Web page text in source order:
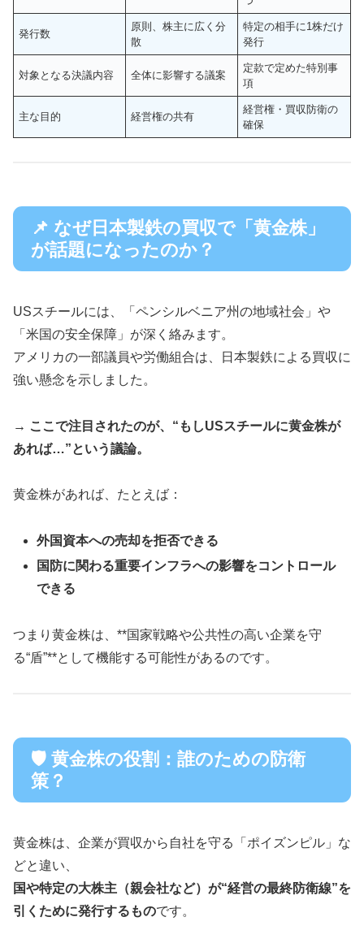
発行数
原則、株主に広く分
散
特定の相手に1株だけ
発行
対象となる決議内容 全体に影響する議案
定款で定めた特別事
項
主な目的 経営権の共有
経営権・買収防衛の
確保
📌 なぜ日本製鉄の買収で「黄金株」
が話題になったのか？
USスチールには、「ペンシルベニア州の地域社会」や
「米国の安全保障」が深く絡みます。
アメリカの一部議員や労働組合は、日本製鉄による買収に
強い懸念を示しました。
→ ここで注目されたのが、“もしUSスチールに黄金株が
あれば…”という議論。
黄金株があれば、たとえば：
外国資本への売却を拒否できる
国防に関わる重要インフラへの影響をコントロール
できる
つまり黄金株は、**国家戦略や公共性の高い企業を守
る“盾”**として機能する可能性があるのです。
🛡 黄金株の役割：誰のための防衛
策？
黄金株は、企業が買収から自社を守る「ポイズンピル」な
どと違い、
国や特定の大株主（親会社など）が“経営の最終防衛線”を
引くために発行するものです。